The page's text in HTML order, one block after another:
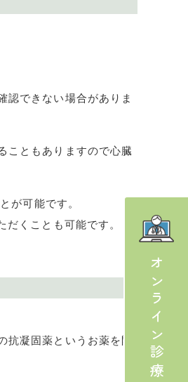
オンライン診療
認できない場合がありま
こともありますので心臓
が可能です。
くことも可能です。
凝固薬というお薬を開